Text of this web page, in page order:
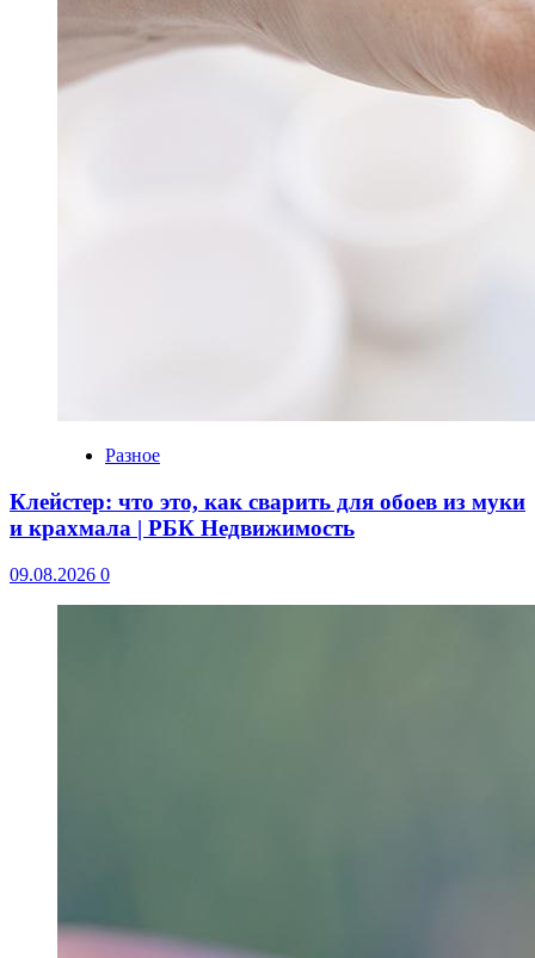
Разное
Клейстер: что это, как сварить для обоев из муки
и крахмала | РБК Недвижимость
09.08.2026 0